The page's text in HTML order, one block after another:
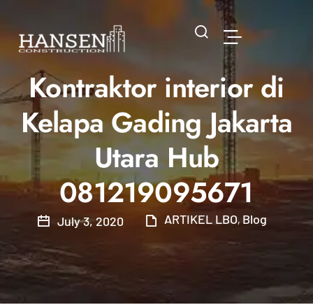
Kontraktor interior di
Kelapa Gading Jakarta
Utara Hub
081219095671
July 3, 2020 ARTIKEL LBO, Blog